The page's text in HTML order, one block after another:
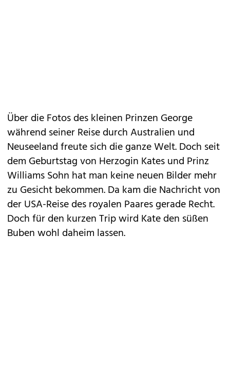
Über die Fotos des kleinen Prinzen George
während seiner Reise durch Australien und
Neuseeland freute sich die ganze Welt. Doch seit
dem Geburtstag von Herzogin Kates und Prinz
Williams Sohn hat man keine neuen Bilder mehr
zu Gesicht bekommen. Da kam die Nachricht von
der USA-Reise des royalen Paares gerade Recht.
Doch für den kurzen Trip wird Kate den süßen
Buben wohl daheim lassen.